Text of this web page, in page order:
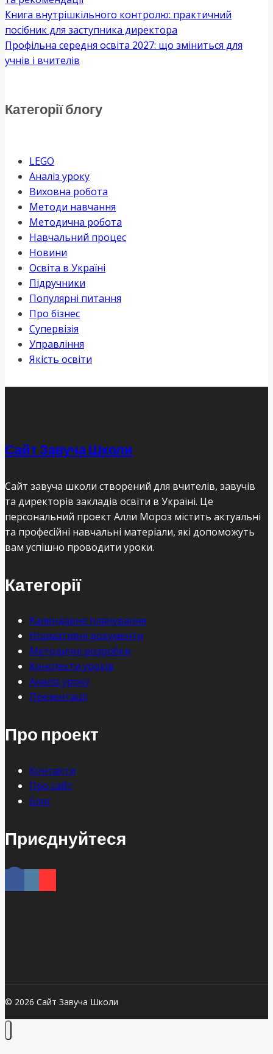
Книга внутрішкільного контролю: практичний
посібник для заступника директора
Профільна середня освіта 2027: що зміниться для
учнів і вчителів
Категорії блогу
LEGO
Аналіз уроку
Виховна робота
Методи навчання
Методична робота
Навчальний процес
Новини
Освіта в Україні
Підручники
Популярні питання
Про бізнес
Супервізія
Управління
Якість освіти
Сайт Завуча Школи
Сайт завуча школи створений для вчителів, завучів
та директорів закладів освіти в Україні. Це
персональний проект Алли Мороз містить актуальні
та професійні навчальні матеріали, які допоможуть
вам успішно проводити уроки.
Категорії
Календарне планування
Нормативні документи
Методичні розробки
Конспекти уроків
Аналіз уроку
Презентації
Про проект
Контакти
Про сайт
Блог
Приєднуйтеся
© 2026 Сайт Завуча Школи